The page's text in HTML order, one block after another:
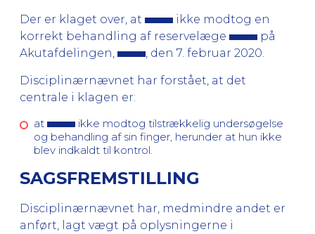
Der er klaget over, at
ikke modtog en
korrekt behandling af reservelæge
på
Akutafdelingen,
, den 7. februar 2020.
Disciplinærnævnet har forstået, at det
centrale i klagen er:
at
ikke modtog tilstrækkelig undersøgelse
og behandling af sin finger, herunder at hun ikke
blev indkaldt til kontrol.
SAGSFREMSTILLING
Disciplinærnævnet har, medmindre andet er
anført, lagt vægt på oplysningerne i